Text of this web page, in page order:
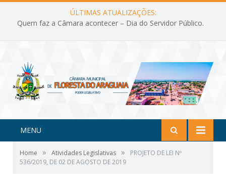
ÚLTIMAS ATUALIZAÇÕES:
Quem faz a Câmara acontecer – Dia do Servidor Público.
MENU
Home » Atividades Legislativas »
PROJETO DE LEI Nº
536/2019, DE 02 DE AGOSTO DE 2019